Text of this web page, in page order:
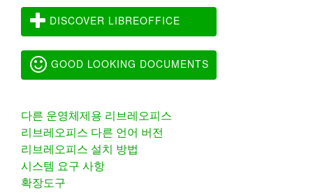
DISCOVER LIBREOFFICE
GOOD LOOKING DOCUMENTS
다른 운영체제용 리브레오피스
리브레오피스 다른 언어 버전
리브레오피스 설치 방법
시스템 요구 사항
확장도구